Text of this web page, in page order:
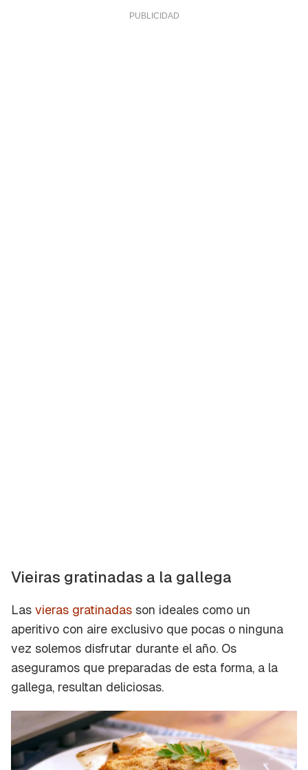
Vieiras gratinadas a la gallega
Las vieras gratinadas son ideales como un
aperitivo con aire exclusivo que pocas o ninguna
vez solemos disfrutar durante el año. Os
aseguramos que preparadas de esta forma, a la
gallega, resultan deliciosas.